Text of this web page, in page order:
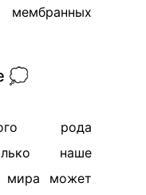
💭
рода
наше
мира может